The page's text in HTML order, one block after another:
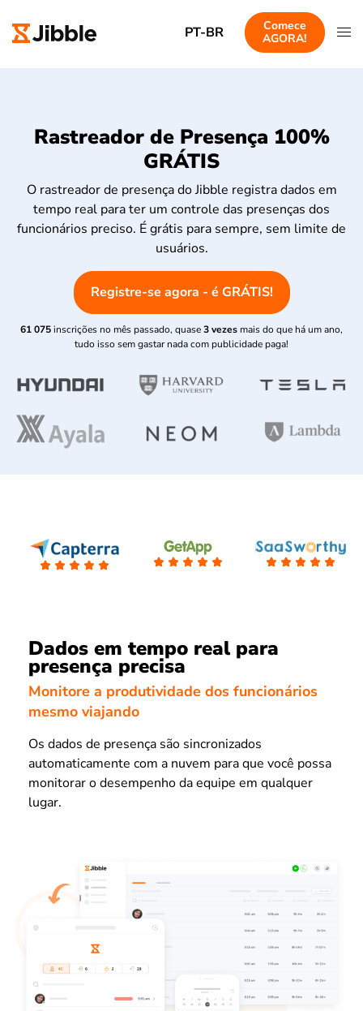
PT-BR
Comece
AGORA!
Rastreador de Presença 100%
GRÁTIS
O rastreador de presença do Jibble registra dados em
tempo real para ter um controle das presenças dos
funcionários preciso. É grátis para sempre, sem limite de
usuários.
Registre-se agora - é GRÁTIS!
61 075inscrições no mês passado, quase3 vezes mais do que há um ano,
tudo isso sem gastar nada com publicidade paga!
Dados em tempo real para
presença precisa
Monitore a produtividade dos funcionários
mesmo viajando
Os dados de presença são sincronizados
automaticamente com a nuvem para que você possa
monitorar o desempenho da equipe em qualquer
lugar.